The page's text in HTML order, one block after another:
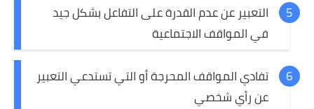
التعبير عن عدم القدرة على التفاعل بشكل جيد
في المواقف الاجتماعية
تفادي المواقف المحرجة أو التي تستدعي التعبير
عن رأي شخصي